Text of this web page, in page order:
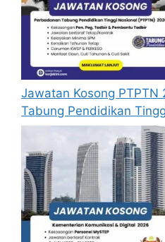
Mohon Online
Jawatan Kosong PTPTN
Tabung Pendidikan